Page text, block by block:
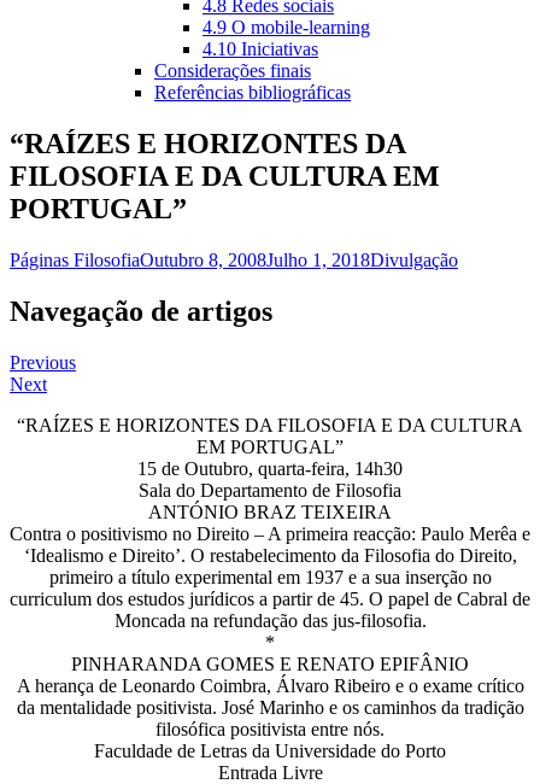
4.8 Redes sociais
4.9 O mobile-learning
4.10 Iniciativas
Considerações finais
Referências bibliográficas
“RAÍZES E HORIZONTES DA
FILOSOFIA E DA CULTURA EM
PORTUGAL”
Páginas FilosofiaOutubro 8, 2008Julho 1, 2018Divulgação
Navegação de artigos
Previous
Next
“RAÍZES E HORIZONTES DA FILOSOFIA E DA CULTURA
EM PORTUGAL”
15 de Outubro, quarta-feira, 14h30
Sala do Departamento de Filosofia
ANTÓNIO BRAZ TEIXEIRA
Contra o positivismo no Direito – A primeira reacção: Paulo Merêa e
‘Idealismo e Direito’. O restabelecimento da Filosofia do Direito,
primeiro a título experimental em 1937 e a sua inserção no
curriculum dos estudos jurídicos a partir de 45. O papel de Cabral de
Moncada na refundação das jus-filosofia.
*
PINHARANDA GOMES E RENATO EPIFÂNIO
A herança de Leonardo Coimbra, Álvaro Ribeiro e o exame crítico
da mentalidade positivista. José Marinho e os caminhos da tradição
filosófica positivista entre nós.
Faculdade de Letras da Universidade do Porto
Entrada Livre